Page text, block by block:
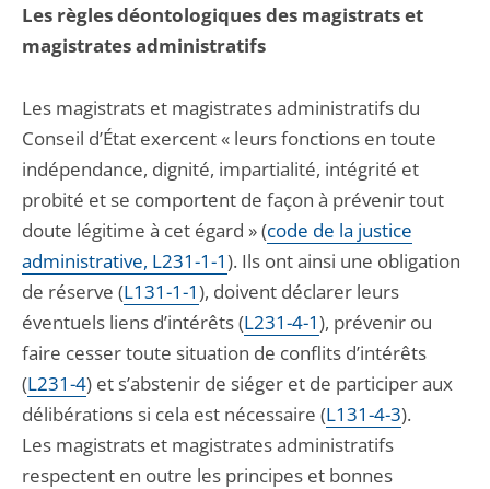
Les règles déontologiques des magistrats et
magistrates administratifs
Les magistrats et magistrates administratifs du
Conseil d’État exercent « leurs fonctions en toute
indépendance, dignité, impartialité, intégrité et
probité et se comportent de façon à prévenir tout
doute légitime à cet égard » (code de la justice
administrative, L231-1-1). Ils ont ainsi une obligation
de réserve (L131-1-1), doivent déclarer leurs
éventuels liens d’intérêts (L231-4-1), prévenir ou
faire cesser toute situation de conflits d’intérêts
(L231-4) et s’abstenir de siéger et de participer aux
délibérations si cela est nécessaire (L131-4-3).
Les magistrats et magistrates administratifs
respectent en outre les principes et bonnes